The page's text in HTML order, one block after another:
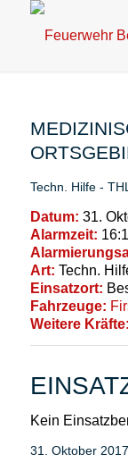
Techn. Hilfe -
Datum: 31.
Alarmzeit:
Art: Techn.
Einsatzort:
Fahrzeuge:
Weitere Kräfte:
Kein
31. Oktober 2017